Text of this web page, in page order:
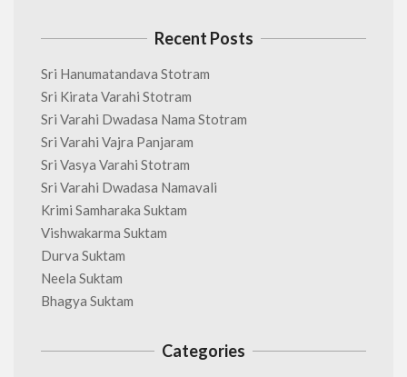
Recent Posts
Sri Hanumatandava Stotram
Sri Kirata Varahi Stotram
Sri Varahi Dwadasa Nama Stotram
Sri Varahi Vajra Panjaram
Sri Vasya Varahi Stotram
Sri Varahi Dwadasa Namavali
Krimi Samharaka Suktam
Vishwakarma Suktam
Durva Suktam
Neela Suktam
Bhagya Suktam
Categories